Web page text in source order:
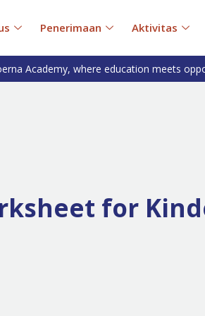
Penerimaan Aktivitas
Academy, where education meets
for